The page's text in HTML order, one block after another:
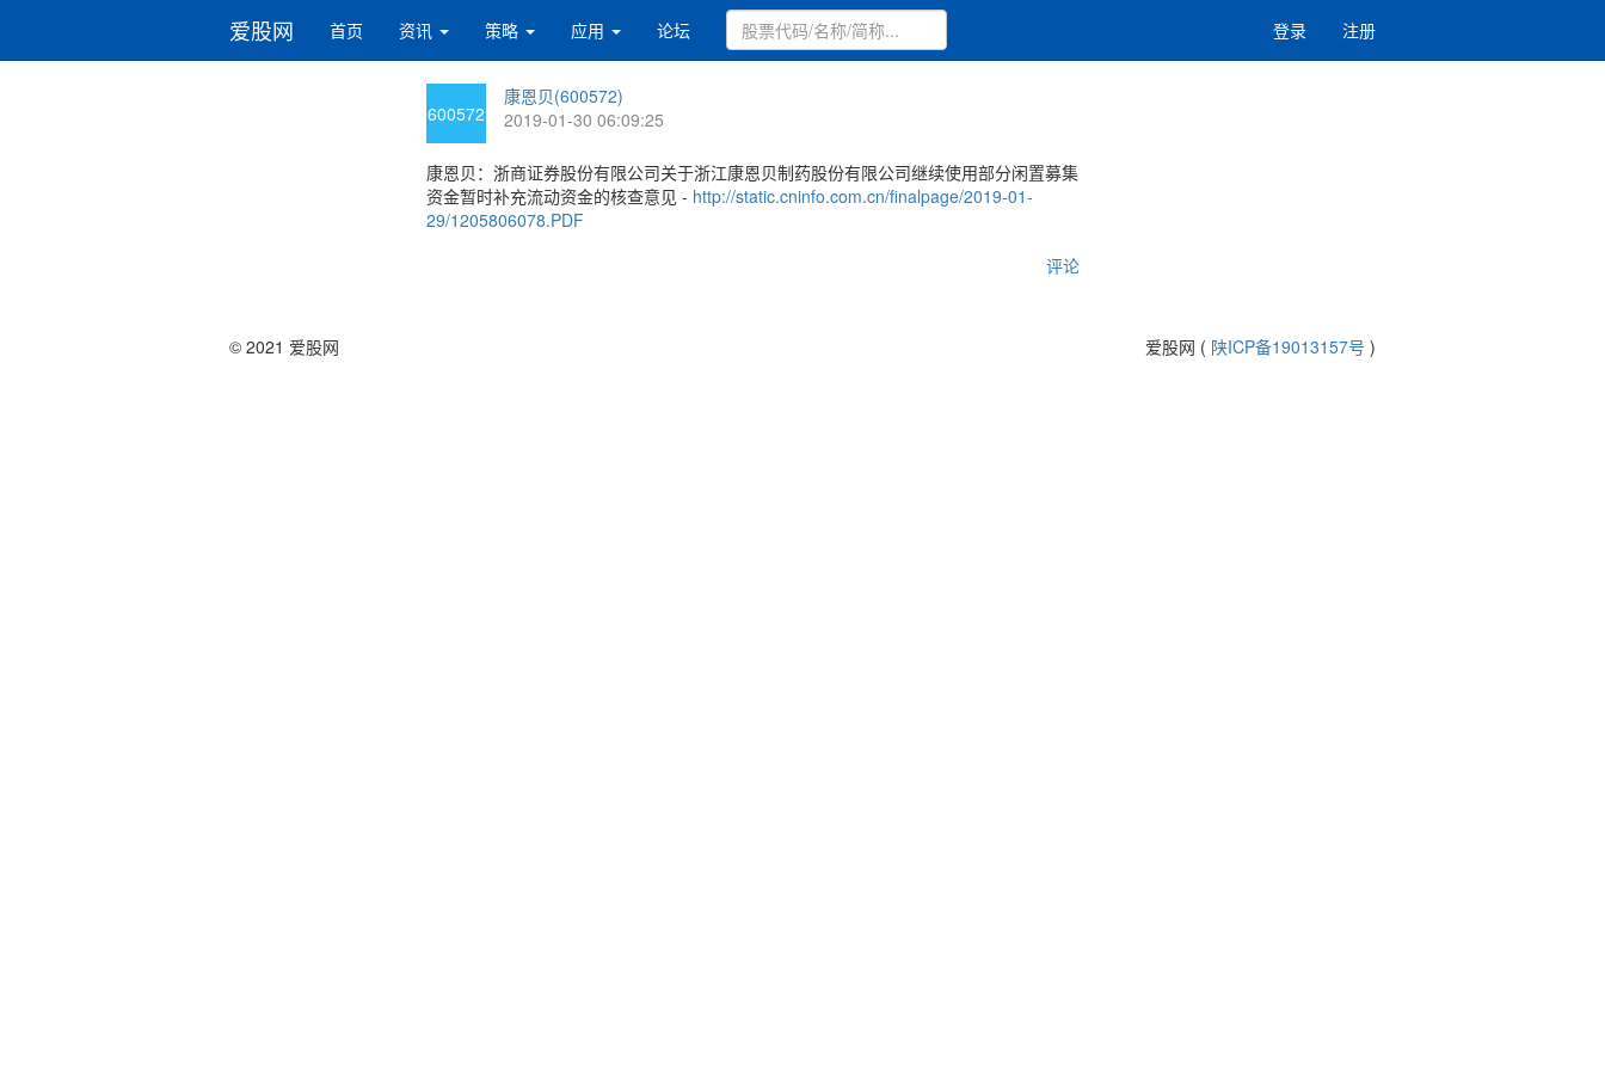
爱股网 首页 资讯 策略 应用 论坛 登录 注册
600572
康恩贝(600572)
2019-01-30 06:09:25
康恩贝：浙商证券股份有限公司关于浙江康恩贝制药股份有限公司继续使用部分闲置募集
资金暂时补充流动资金的核查意见 - http://static.cninfo.com.cn/finalpage/2019-01-
29/1205806078.PDF
评论
© 2021 爱股网 爱股网 ( 陕ICP备19013157号 )